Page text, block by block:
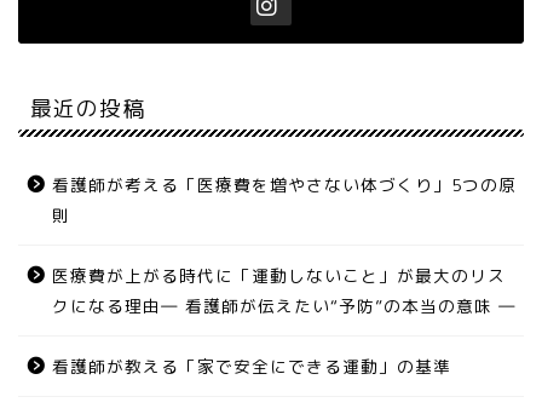
最近の投稿
看護師が考える「医療費を増やさない体づくり」5つの原
則
医療費が上がる時代に「運動しないこと」が最大のリス
クになる理由― 看護師が伝えたい“予防”の本当の意味 ―
看護師が教える「家で安全にできる運動」の基準